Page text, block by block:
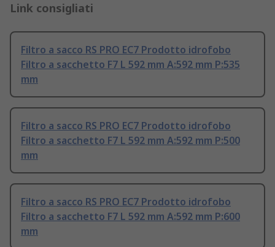
Link consigliati
Filtro a sacco RS PRO EC7 Prodotto idrofobo
Filtro a sacchetto F7 L 592 mm A:592 mm P:535
mm
Filtro a sacco RS PRO EC7 Prodotto idrofobo
Filtro a sacchetto F7 L 592 mm A:592 mm P:500
mm
Filtro a sacco RS PRO EC7 Prodotto idrofobo
Filtro a sacchetto F7 L 592 mm A:592 mm P:600
mm